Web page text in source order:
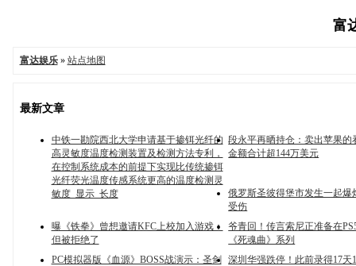
富
富达娱乐» 站点地图
最新文章
中铁一勘院西北大学申请基于掺铒光纤的
高灵敏度温度检测装置及检测方法专利，
在控制系统成本的前提下实现比传统掺铒
光纤荧光温度传感系统更高的温度检测灵
敏度_显示_长度
段永平再晒持仓：卖出苹果的
金额合计超144万美元
俄罗斯圣彼得堡市发生一起爆
受伤
曝《铁拳》曾想邀请KFC上校加入游戏：
但被拒绝了
爷青回！传言索尼正准备在
《死魂曲》系列
PC模拟器版《血源》BOSS战演示：圣剑
深圳华强跌停！此前录得17天